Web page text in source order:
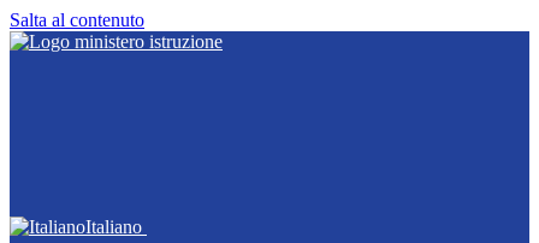
Salta al contenuto
Italiano